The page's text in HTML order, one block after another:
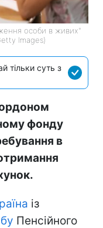
особи в живих"
Images)
тільки суть з
фонду
в
із
Пенсійного